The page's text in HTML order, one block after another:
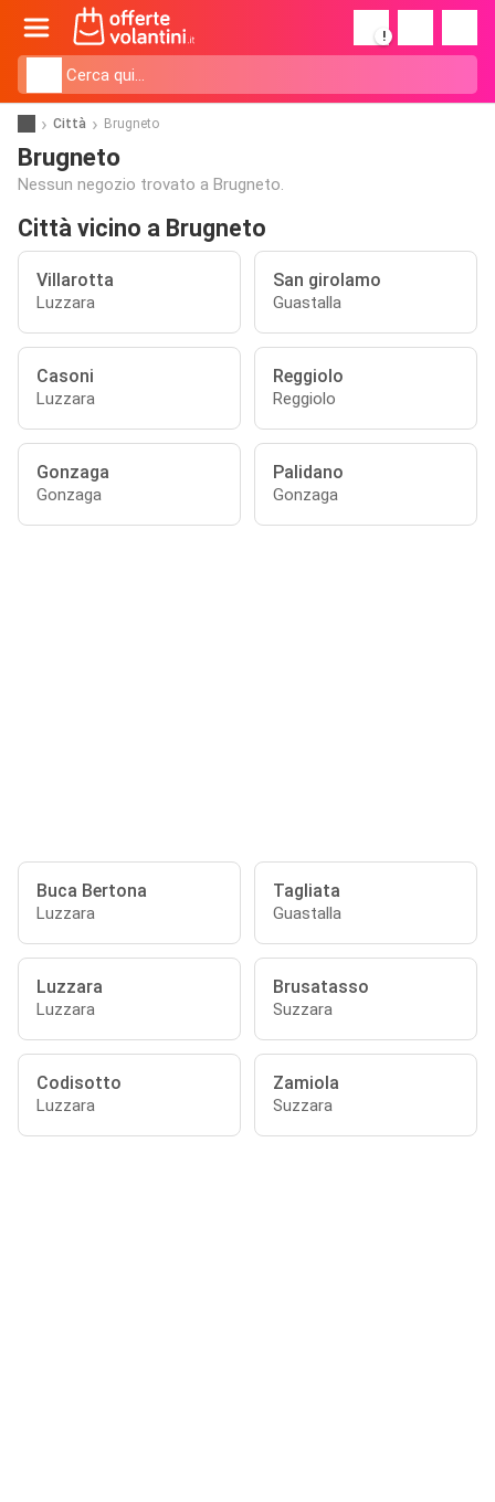
!
Città Brugneto
Brugneto
Nessun negozio trovato a Brugneto.
Città vicino a Brugneto
Villarotta
Luzzara
San girolamo
Guastalla
Casoni
Luzzara
Reggiolo
Reggiolo
Gonzaga
Gonzaga
Palidano
Gonzaga
Buca Bertona
Luzzara
Tagliata
Guastalla
Luzzara
Luzzara
Brusatasso
Suzzara
Codisotto
Luzzara
Zamiola
Suzzara